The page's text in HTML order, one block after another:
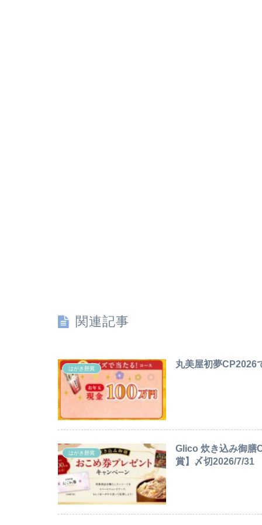
関連記事
はがき懸賞 丸美屋初夢CP2026
はがき懸賞
Glico 炊き込み御膳
賞】〆切2026/7/31